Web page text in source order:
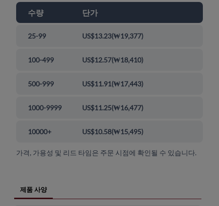
수량 단가
25-99 US$13.23(₩19,377)
100-499 US$12.57(₩18,410)
500-999 US$11.91(₩17,443)
1000-9999 US$11.25(₩16,477)
10000+ US$10.58(₩15,495)
가격, 가용성 및 리드 타임은 주문 시점에 확인될 수 있습니다.
제품 사양